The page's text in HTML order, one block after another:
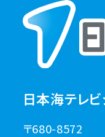
日本海テレ
〒680-8572